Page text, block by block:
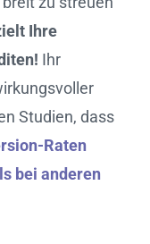
Ihre
Ihr
Studien, dass
Raten
bei anderen